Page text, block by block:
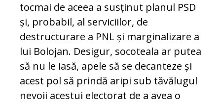
tocmai de aceea a susținut planul PSD
și, probabil, al serviciilor, de
destructurare a PNL și marginalizare a
lui Bolojan. Desigur, socoteala ar putea
să nu le iasă, apele să se decanteze și
acest pol să prindă aripi sub tăvălugul
nevoii acestui electorat de a avea o